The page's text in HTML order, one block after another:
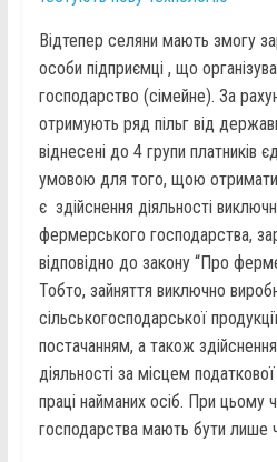
Відтепер селяни мають змогу
особи підприємці , що
господарство (сімейне). За
отримують ряд пільг від
віднесені до 4 групи платників
умовою для того, щою отримати
є здійснення діяльності
фермерського господарства,
відповідно до закону “Про
Тобто, зайняття виключно
сільськогосподарської
постачанням, а також
діяльності за місцем
праці найманих осіб. При
господарства мають бути лише